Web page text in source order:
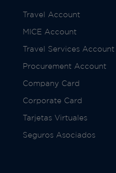
Travel Account
MICE Account
Travel Services Account
Procurement Account
Company Card
Corporate Card
Tarjetas Virtuales
Seguros Asociados